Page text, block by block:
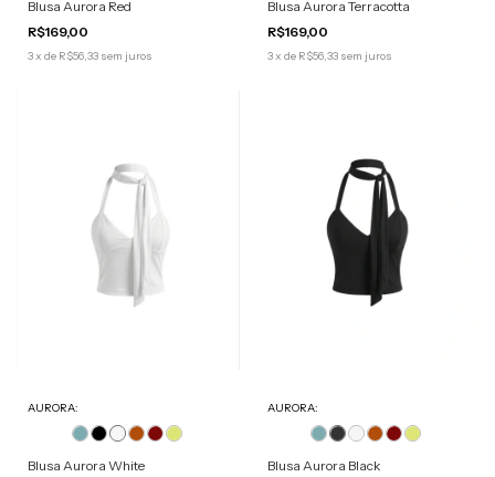
Blusa Aurora Red
R$169,00
3x de R$56,33 sem juros
Blusa Aurora Terracotta
R$169,00
3x de R$56,33 sem juros
AURORA:
Blusa Aurora White
AURORA:
Blusa Aurora Black